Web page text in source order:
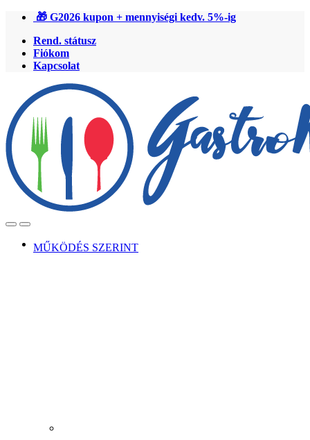
Ugrás
navigációhoz
Ugrás
tartalomra
🎁 G2026 kupon + mennyiségi kedv. 5%-ig
Rend. státusz
Fiókom
Kapcsolat
OpenClose
MŰKÖDÉS SZERINT